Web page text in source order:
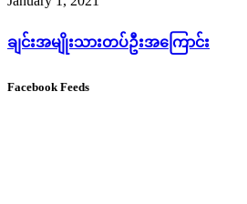
ချင်းအမျိုးသားတပ်ဦးအကြောင်း
Facebook Feeds